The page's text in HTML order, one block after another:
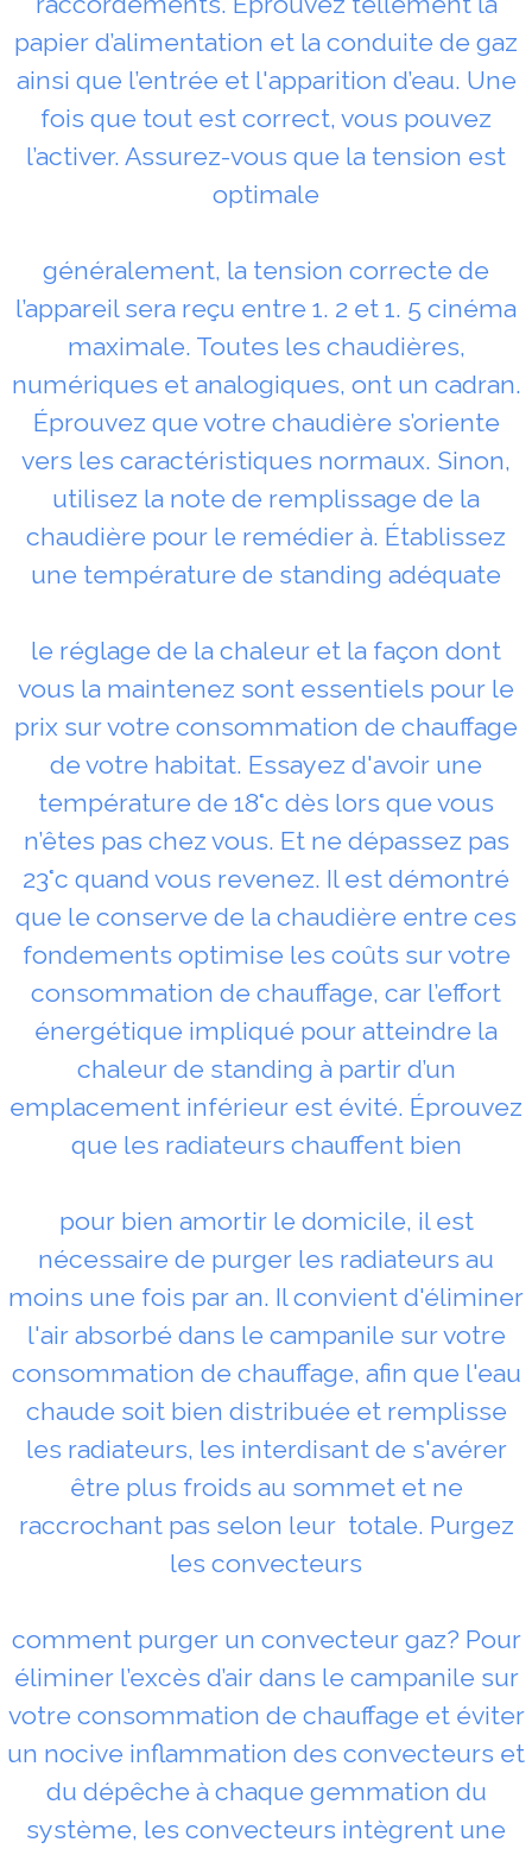
papier d’alimentation et la conduite de gaz
ainsi que l’entrée et l'apparition d’eau. Une
fois que tout est correct, vous pouvez
l’activer. Assurez-vous que la tension est
optimale
généralement, la tension correcte de
l’appareil sera reçu entre 1. 2 et 1. 5 cinéma
maximale. Toutes les chaudières,
numériques et analogiques, ont un cadran.
Éprouvez que votre chaudière s’oriente
vers les caractéristiques normaux. Sinon,
utilisez la note de remplissage de la
chaudière pour le remédier à. Établissez
une température de standing adéquate
le réglage de la chaleur et la façon dont
vous la maintenez sont essentiels pour le
prix sur votre consommation de chauffage
de votre habitat. Essayez d'avoir une
température de 18°c dès lors que vous
n’êtes pas chez vous. Et ne dépassez pas
23°c quand vous revenez. Il est démontré
que le conserve de la chaudière entre ces
fondements optimise les coûts sur votre
consommation de chauffage, car l’effort
énergétique impliqué pour atteindre la
chaleur de standing à partir d’un
emplacement inférieur est évité. Éprouvez
que les radiateurs chauffent bien
pour bien amortir le domicile, il est
nécessaire de purger les radiateurs au
moins une fois par an. Il convient d'éliminer
l'air absorbé dans le campanile sur votre
consommation de chauffage, afin que l'eau
chaude soit bien distribuée et remplisse
les radiateurs, les interdisant de s'avérer
être plus froids au sommet et ne
raccrochant pas selon leur totale. Purgez
les convecteurs
comment purger un convecteur gaz? Pour
éliminer l’excès d’air dans le campanile sur
votre consommation de chauffage et éviter
un nocive inflammation des convecteurs et
du dépêche à chaque gemmation du
système, les convecteurs intègrent une